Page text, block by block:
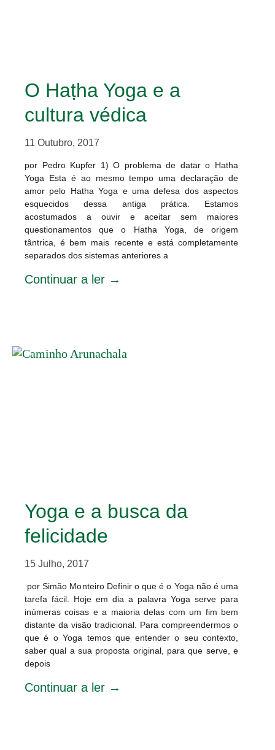
O Haṭha Yoga e a
cultura védica
11 Outubro, 2017
por Pedro Kupfer 1) O problema de datar o Hatha
Yoga Esta é ao mesmo tempo uma declaração de
amor pelo Hatha Yoga e uma defesa dos aspectos
esquecidos dessa antiga prática. Estamos
acostumados a ouvir e aceitar sem maiores
questionamentos que o Hatha Yoga, de origem
tântrica, é bem mais recente e está completamente
separados dos sistemas anteriores a
Continuar a ler →
Yoga e a busca da
felicidade
15 Julho, 2017
por Simão Monteiro Definir o que é o Yoga não é uma
tarefa fácil. Hoje em dia a palavra Yoga serve para
inúmeras coisas e a maioria delas com um fim bem
distante da visão tradicional. Para compreendermos o
que é o Yoga temos que entender o seu contexto,
saber qual a sua proposta original, para que serve, e
depois
Continuar a ler →